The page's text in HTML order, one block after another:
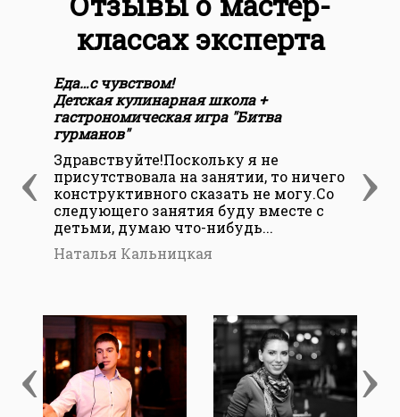
классах эксперта
‹ ›
Еда…с чувством!
Детская кулинарная школа +
гастрономическая игра "Битва
гурманов"
Здравствуйте!Поскольку я не
присутствовала на занятии, то ничего
конструктивного сказать не могу.Со
следующего занятия буду вместе с
детьми, думаю что-нибудь...
Наталья Кальницкая
‹ ›